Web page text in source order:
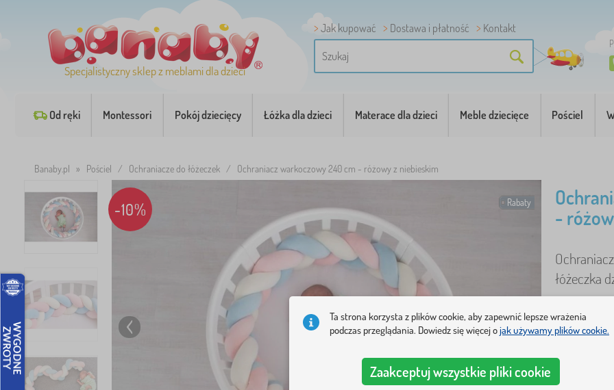
Specjalistyczny sklep z meblami dla dzieci
Jak kupować Dostawa i płatność Kontakt
Od ręki Montessori Pokój dziecięcy Łóżka dla dzieci Materace dla dzieci Meble dziecięce Pościel
Banaby.pl » Pościel / Ochraniacze do łóżeczek / Ochraniacz warkoczowy 240 cm - różowy z niebieskim
Rabaty
-10%
-
łóżeczka
Ta strona korzysta z plików cookie, aby zapewnić lepsze wrażenia
podczas przeglądania. Dowiedz się więcej ojak używamy plików cookie.
Zaakceptuj wszystkie pliki cookie